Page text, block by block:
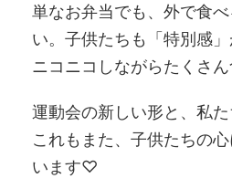
単なお弁当でも、外で食
い。子供たちも「特別感」
ニコニコしながらたくさ
運動会の新しい形と、私た
これもまた、子供たちの
います♡